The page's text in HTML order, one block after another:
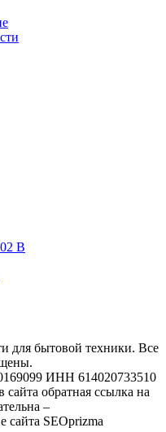
В
для бытовой техники. Все
ИНН 614020733510
обратная ссылка на
–
сайта SEOprizma